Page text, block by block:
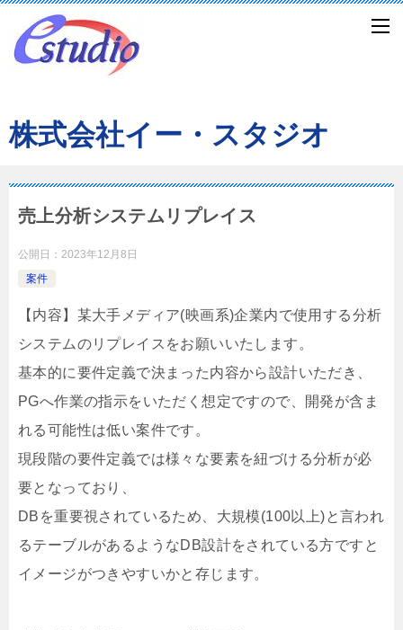
株式会社イー・スタジオ
売上分析システムリプレイス
公開日： 2023年12月8日
案件
【内容】某大手メディア(映画系)企業内で使用する分析
システムのリプレイスをお願いいたします。
基本的に要件定義で決まった内容から設計いただき、
PGへ作業の指示をいただく想定ですので、開発が含ま
れる可能性は低い案件です。
現段階の要件定義では様々な要素を紐づける分析が必
要となっており、
DBを重要視されているため、大規模(100以上)と言われ
るテーブルがあるようなDB設計をされている方ですと
イメージがつきやすいかと存じます。